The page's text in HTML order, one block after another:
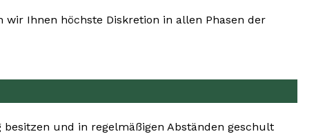
Ihnen höchste Diskretion in allen Phasen der
und in regelmäßigen Abständen geschult